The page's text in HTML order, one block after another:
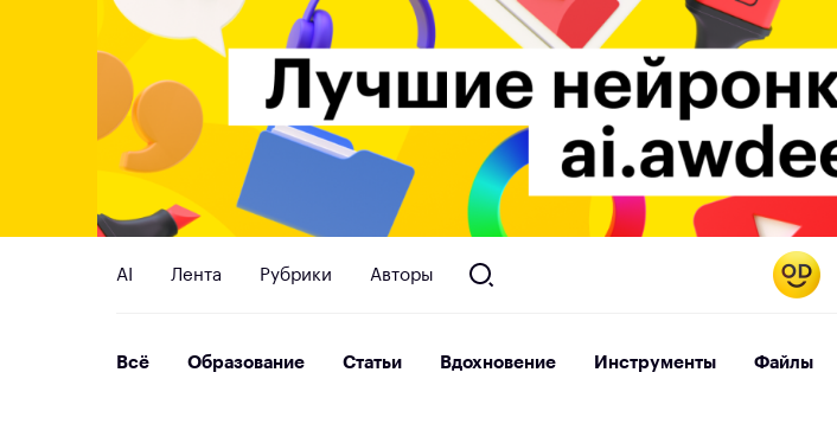
AI Лента Рубрики Авторы
Всё Образование Статьи Вдохновение Инструменты Файлы